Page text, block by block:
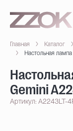
Главная Каталог
Настольная
Gemini
Артикул: A2243LT-